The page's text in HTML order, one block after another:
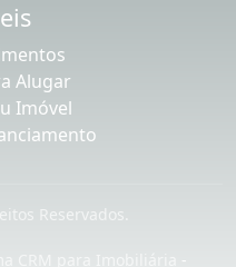
Alugar
Imóvel
Reservados.
-